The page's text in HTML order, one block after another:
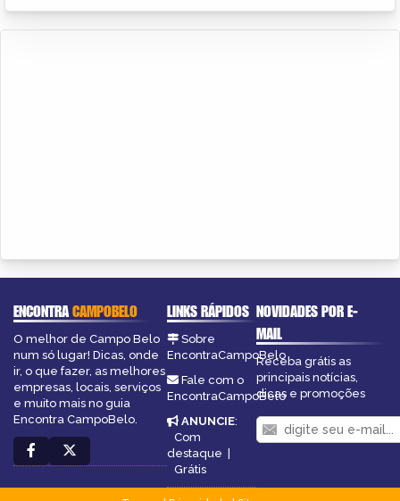
ENCONTRACAMPOBELO
O melhor de Campo Belo
num só lugar! Dicas, onde
ir, o que fazer, as melhores
empresas, locais, serviços
e muito mais no guia
Encontra CampoBelo.
LINKS RÁPIDOS
Sobre
EncontraCampoBelo
Fale com o
EncontraCampoBelo
ANUNCIE:
Com
destaque |
Grátis
NOVIDADES POR E-
MAIL
Receba grátis as
principais notícias,
dicas e promoções